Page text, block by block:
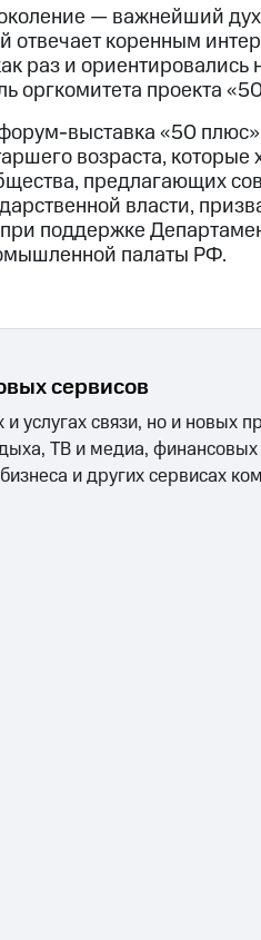
— важнейший
отвечает коренным
раз и
оргкомитета проекта
выставка «50
возраста,
предлагающих
власти,
поддержке
палаты РФ.
сервисов
услугах связи, но и новых
ТВ и медиа, финансовых
и других сервисах